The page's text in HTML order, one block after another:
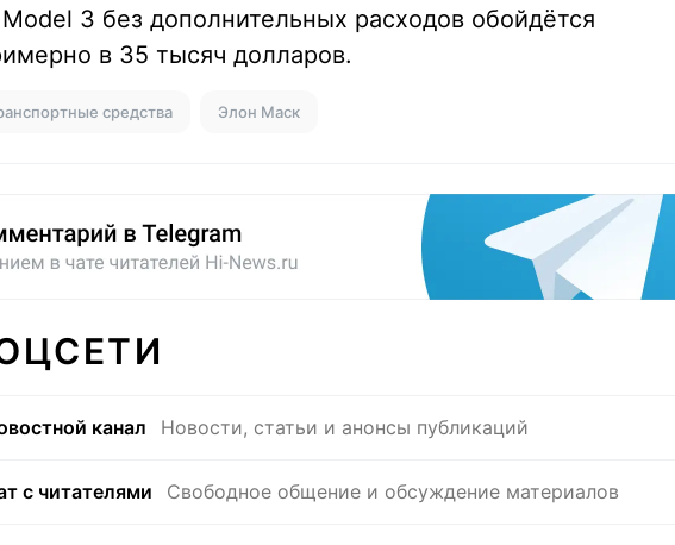
3 без дополнительных расходов обойдётся
в 35 тысяч долларов.
средства Элон Маск
канал Новости, статьи и анонсы публикаций
с читателями Свободное общение и обсуждение материалов